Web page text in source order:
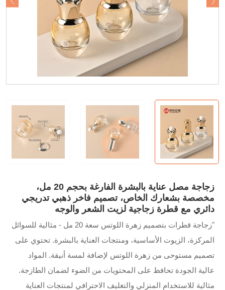
زجاجة مصل عناية بالبشرة الفارغة بحجم 20 مل،
مخصصة بشعارك الخاص، تصميم فاخر ذهبي تدريجي
دائري مع قطرة زجاجية لزيت الشعر والوجه
"زجاجة قطرات بتصميم زهرة اللوتس سعة 20 مل - مثالية للسوائل
المركزة، الزيوت الأساسية، ومنتجات العناية بالبشرة. تحتوي على
تصميم مستوحى من زهرة اللوتس لإضافة لمسة أنيقة. المواد
عالية الجودة تحافظ على المحتويات من الضوء لضمان الطازجة.
مثالية للاستخدام المنزلي والتغليف الاحترافي لمنتجات العناية